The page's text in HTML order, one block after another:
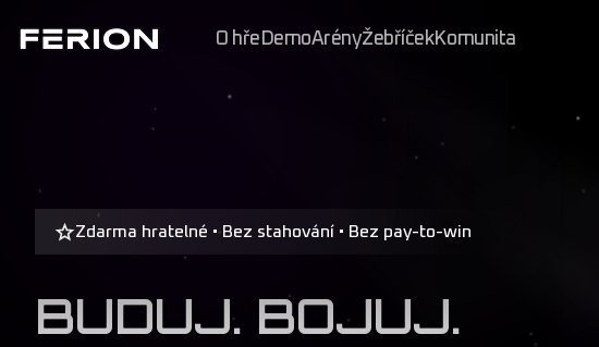
O hře DemoArényŽebříčekKomunita
Zdarma hratelné • Bez stahování • Bez pay-to-win
BUDUJ. BOJUJ.